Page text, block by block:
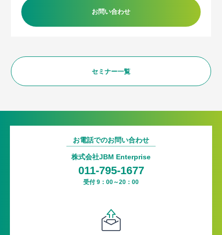
お問い合わせ
セミナー一覧
お電話でのお問い合わせ
株式会社JBM Enterprise
011-795-1677
受付 9：00～20：00